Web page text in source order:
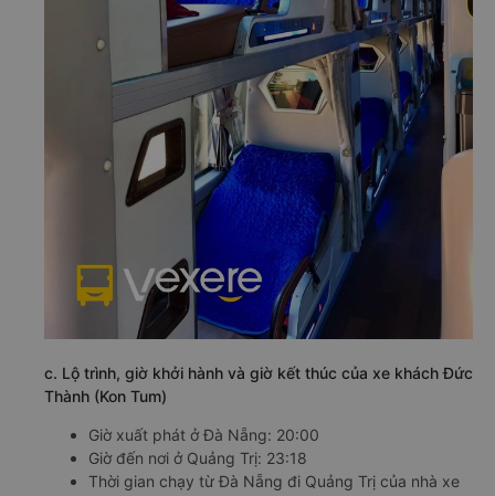
c. Lộ trình, giờ khởi hành và giờ kết thúc của xe khách Đức
Thành (Kon Tum)
Giờ xuất phát ở Đà Nẵng: 20:00
Giờ đến nơi ở Quảng Trị: 23:18
Thời gian chạy từ Đà Nẵng đi Quảng Trị của nhà xe